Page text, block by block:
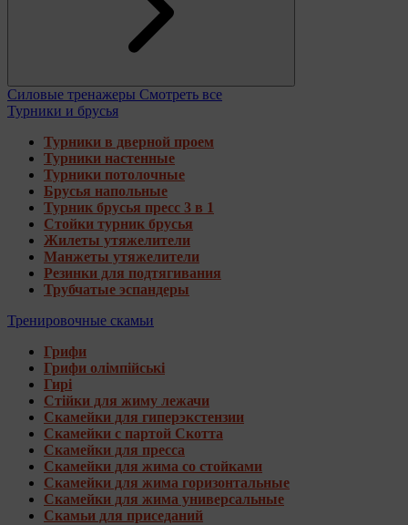
Силовые тренажеры Смотреть все
Турники и брусья
Турники в дверной проем
Турники настенные
Турники потолочные
Брусья напольные
Турник брусья пресс 3 в 1
Стойки турник брусья
Жилеты утяжелители
Манжеты утяжелители
Резинки для подтягивания
Трубчатые эспандеры
Тренировочные скамьи
Грифи
Грифи олімпійські
Гирі
Стійки для жиму лежачи
Скамейки для гиперэкстензии
Скамейки с партой Скотта
Скамейки для пресса
Скамейки для жима со стойками
Скамейки для жима горизонтальные
Скамейки для жима универсальные
Скамьи для приседаний